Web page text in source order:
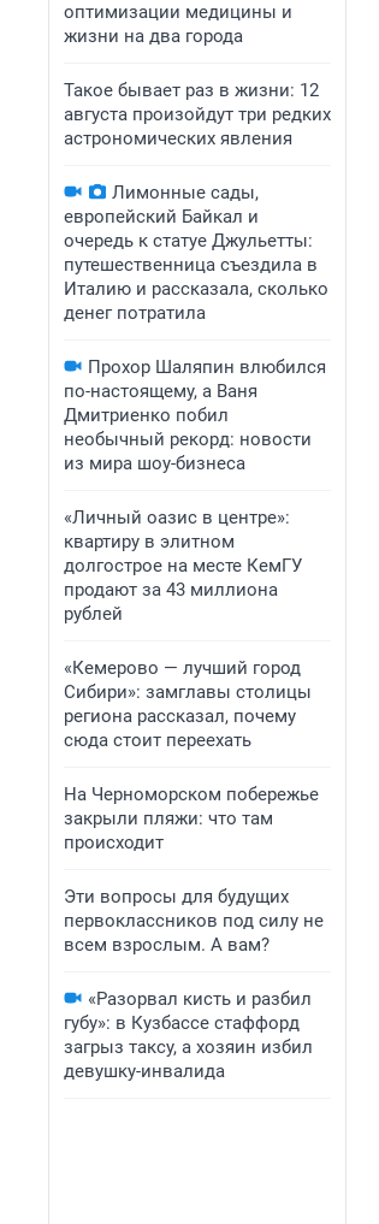
оптимизации медицины и
жизни на два города
Такое бывает раз в жизни: 12
августа произойдут три редких
астрономических явления
Лимонные сады,
европейский Байкал и
очередь к статуе Джульетты:
путешественница съездила в
Италию и рассказала, сколько
денег потратила
Прохор Шаляпин влюбился
по-настоящему, а Ваня
Дмитриенко побил
необычный рекорд: новости
из мира шоу-бизнеса
«Личный оазис в центре»:
квартиру в элитном
долгострое на месте КемГУ
продают за 43 миллиона
рублей
«Кемерово — лучший город
Сибири»: замглавы столицы
региона рассказал, почему
сюда стоит переехать
На Черноморском побережье
закрыли пляжи: что там
происходит
Эти вопросы для будущих
первоклассников под силу не
всем взрослым. А вам?
«Разорвал кисть и разбил
губу»: в Кузбассе стаффорд
загрыз таксу, а хозяин избил
девушку-инвалида